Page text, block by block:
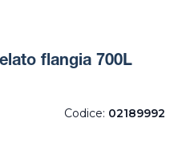
flangia 700L
Codice: 02189992